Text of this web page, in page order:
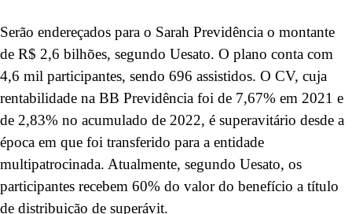
Serão endereçados para o Sarah Previdência o montante
de R$ 2,6 bilhões, segundo Uesato. O plano conta com
4,6 mil participantes, sendo 696 assistidos. O CV, cuja
rentabilidade na BB Previdência foi de 7,67% em 2021 e
de 2,83% no acumulado de 2022, é superavitário desde a
época em que foi transferido para a entidade
multipatrocinada. Atualmente, segundo Uesato, os
participantes recebem 60% do valor do benefício a título
de distribuição de superávit.